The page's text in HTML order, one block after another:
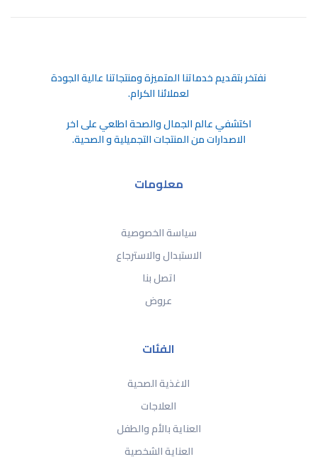
ﻧﻔﺘﺨﺮ ﺑﺘﻘﺪﻳﻢ ﺧﺪﻣﺎﺗﻨﺎ اﻟﻤﺘﻤﻴﺰة وﻣﻨﺘﺠﺎﺗﻨﺎ ﻋﺎﻟﻴﺔ اﻟﺠﻮدة
ﻟﻌﻤﻼﺋﻨﺎ اﻟﻜﺮام.
اكتشفي عالم الجمال والصحة اطلعي على اخر
الاصدارات من المنتجات التجميلية و الصحية.
معلومات
سياسة الخصوصية
الاستبدال والاسترجاع
اتصل بنا
عروض
الفئات
الاغذية الصحية
العلاجات
العناية بالأم والطفل
العناية الشخصية